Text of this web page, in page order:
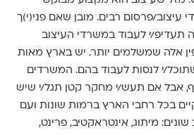
עיצוב/פרסום רבים. מובן שאם פני(י)ך
תעדיפ/י לעבוד במשרדי העיצוב
אלה שמשלמים יותר. יש בארץ מאות
י לנסות לעבוד בהם. המשרדים
אבל אם תעש/י מחקר קטן תגל/י שיש
בכל רחבי הארץ ברמות שונות ועם
מיתוג, אינטראקטיב, פרינט,